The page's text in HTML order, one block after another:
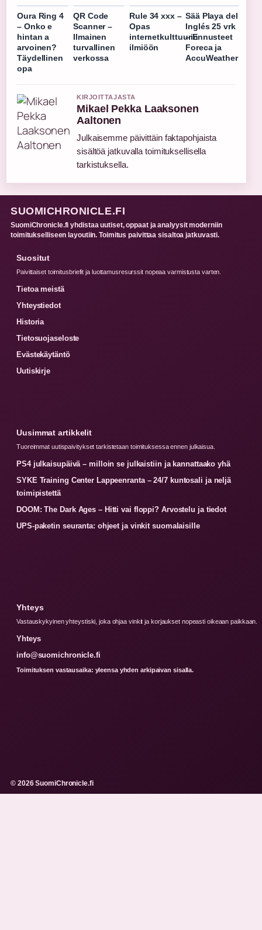
Oura Ring 4
– Onko e
hintan a
arvoinen?
Täydellinen
opa
QR Code
Scanner –
Ilmainen
turvallinen
verkossa
Rule 34 xxx –
Opas
internetkulttuurin
ilmiöön
Sää Playa del
Inglés 25 vrk
– Ennusteet
Foreca ja
AccuWeather
KIRJOITTAJASTA
Mikael Pekka Laaksonen
Aaltonen
Julkaisemme päivittäin faktapohjaista
sisältöä jatkuvalla toimituksellisella
tarkistuksella.
SUOMICHRONICLE.FI
SuomiChronicle.fi yhdistaa uutiset, oppaat ja analyysit moderniin
toimitukselliseen layoutiin. Toimitus paivittaa sisaltoa jatkuvasti.
Suositut
Paivittaiset toimitusbriefit ja luottamusresurssit nopeaa varmistusta varten.
Tietoa meistä
Yhteystiedot
Historia
Tietosuojaseloste
Evästekäytäntö
Uutiskirje
Uusimmat artikkelit
Tuoreimmat uutispaivitykset tarkistetaan toimituksessa ennen julkaisua.
PS4 julkaisupäivä – milloin se julkaistiin ja kannattaako yhä
SYKE Training Center Lappeenranta – 24/7 kuntosali ja neljä
toimipistettä
DOOM: The Dark Ages – Hitti vai floppi? Arvostelu ja tiedot
UPS-paketin seuranta: ohjeet ja vinkit suomalaisille
Yhteys
Vastauskykyinen yhteystiski, joka ohjaa vinkit ja korjaukset nopeasti oikeaan paikkaan.
Yhteys
info@suomichronicle.fi
Toimituksen vastausaika: yleensa yhden arkipaivan sisalla.
© 2026 SuomiChronicle.fi